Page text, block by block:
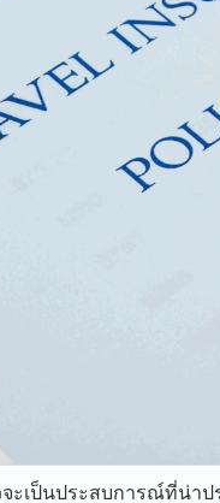
จะเป็นประสบการณ์ที่น่า